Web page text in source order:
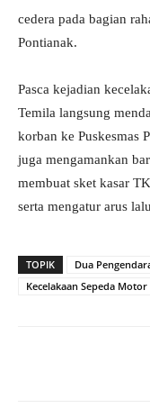
cedera pada bagian
Pontianak.
Pasca kejadian
Temila langsung
korban ke Puskesmas
juga mengamankan
membuat sket kasar
serta mengatur arus
TOPIK Dua
Kecelakaan Sepeda Motor